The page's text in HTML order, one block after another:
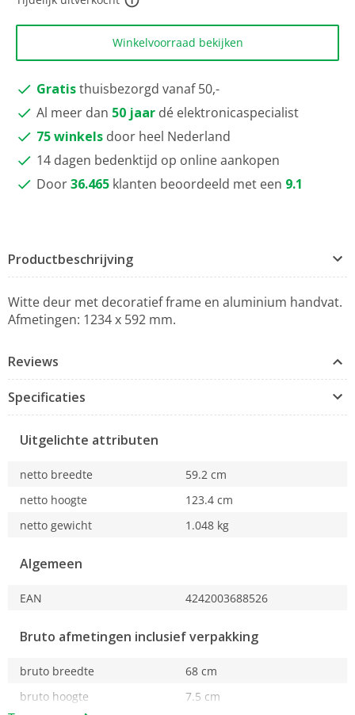
Winkelvoorraad bekijken
Gratisthuisbezorgd vanaf 50,-
Al meer dan 50 jaar dé elektronicaspecialist
75 winkels door heel Nederland
14 dagen bedenktijd op online aankopen
Door36.465 klanten beoordeeld met een 9.1
Productbeschrijving
Witte deur met decoratief frame en aluminium handvat.
Afmetingen: 1234 x 592 mm.
Reviews
Specificaties
Uitgelichte attributen
netto breedte
59.2 cm
netto hoogte
123.4 cm
netto gewicht
1.048 kg
Algemeen
EAN 4242003688526
Bruto afmetingen inclusief verpakking
bruto breedte
68 cm
bruto hoogte
7.5 cm